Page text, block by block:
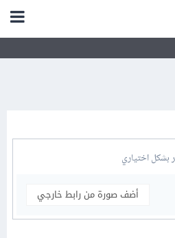
بشكل اختياري
أضف صورة من رابط خارجي